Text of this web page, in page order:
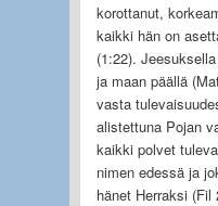
korottanut,
kaikki hän on
(1:22).
ja maan päällä
vasta
alistettuna Pojan
kaikki polvet
nimen edessä ja
hänet Herraksi (Fil